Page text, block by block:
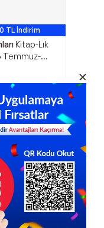
TL İndirim
Kitap-Lık
Temmuz-
TL